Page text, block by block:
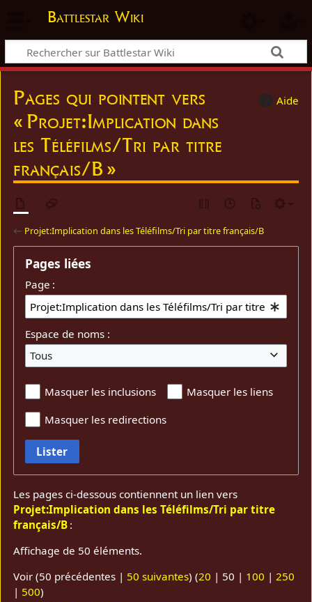
Battlestar Wiki
Aide
Pages qui pointent vers
« Projet:Implication dans
les Téléfilms/Tri par titre
français/B »
← Projet:Implication dans les Téléfilms/Tri par titre français/B
Pages liées
Page :
Espace de noms :
Tous
Masquer les inclusions
Masquer les liens
Masquer les redirections
Lister
Les pages ci-dessous contiennent un lien vers
Projet:Implication dans les Téléfilms/Tri par titre
français/B :
Affichage de 50 éléments.
Voir (50 précédentes | 50 suivantes) (20 | 50 | 100 |250
| 500)